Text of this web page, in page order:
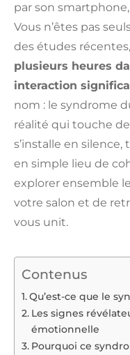
par son
Vous n’êtes pas
des études récentes,
plusieurs heures
interaction
nom : le syndrome
réalité qui touche
s’installe en silence,
en simple lieu de
explorer ensemble
votre salon et de
vous unit.
Contenus
Qu’est-ce que le
Les signes
émotionnelle
Pourquoi ce